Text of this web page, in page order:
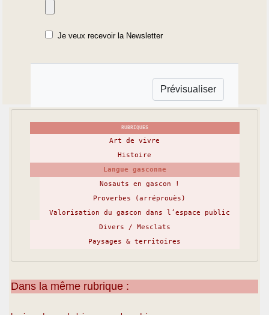
Je veux recevoir la Newsletter
RUBRIQUES
Art de vivre
Histoire
Langue gasconne
Nosauts en gascon !
Proverbes (arréprouès)
Valorisation du gascon dans l’espace public
Divers / Mesclats
Paysages & territoires
Dans la même rubrique :